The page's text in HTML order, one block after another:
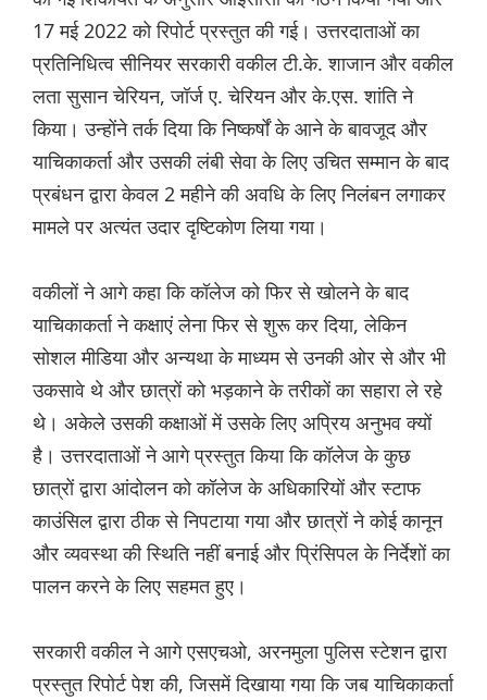
17 मई 2022 को रिपोर्ट प्रस्तुत की गई। उत्तरदाताओं का
प्रतिनिधित्व सीनियर सरकारी वकील टी.के. शाजान और वकील
लता सुसान चेरियन, जॉर्ज ए. चेरियन और के.एस. शांति ने
किया। उन्होंने तर्क दिया कि निष्कर्षों के आने के बावजूद और
याचिकाकर्ता और उसकी लंबी सेवा के लिए उचित सम्मान के बाद
प्रबंधन द्वारा केवल 2 महीने की अवधि के लिए निलंबन लगाकर
मामले पर अत्यंत उदार दृष्टिकोण लिया गया।
वकीलों ने आगे कहा कि कॉलेज को फिर से खोलने के बाद
याचिकाकर्ता ने कक्षाएं लेना फिर से शुरू कर दिया, लेकिन
सोशल मीडिया और अन्यथा के माध्यम से उनकी ओर से और भी
उकसावे थे और छात्रों को भड़काने के तरीकों का सहारा ले रहे
थे। अकेले उसकी कक्षाओं में उसके लिए अप्रिय अनुभव क्यों
है। उत्तरदाताओं ने आगे प्रस्तुत किया कि कॉलेज के कुछ
छात्रों द्वारा आंदोलन को कॉलेज के अधिकारियों और स्टाफ
काउंसिल द्वारा ठीक से निपटाया गया और छात्रों ने कोई कानून
और व्यवस्था की स्थिति नहीं बनाई और प्रिंसिपल के निर्देशों का
पालन करने के लिए सहमत हुए।
सरकारी वकील ने आगे एसएचओ, अरनमुला पुलिस स्टेशन द्वारा
प्रस्तुत रिपोर्ट पेश की, जिसमें दिखाया गया कि जब याचिकाकर्ता